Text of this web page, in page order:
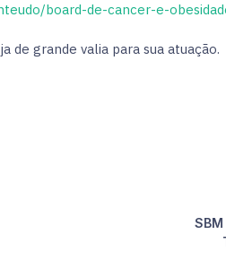
board-de-cancer-e-
de grande valia para sua atuação.